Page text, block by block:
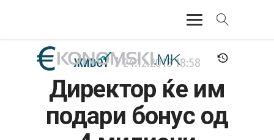
АКТУЕЛНО
ЕКОНОМИЈА
ФИНАНСИИ
ЖИВОТ 24.12.201818:58
Директор ќе им
подари бонус од